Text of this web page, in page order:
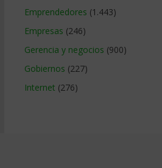
Emprendedores (1.443)
Empresas (246)
Gerencia y negocios (900)
Gobiernos (227)
Internet (276)